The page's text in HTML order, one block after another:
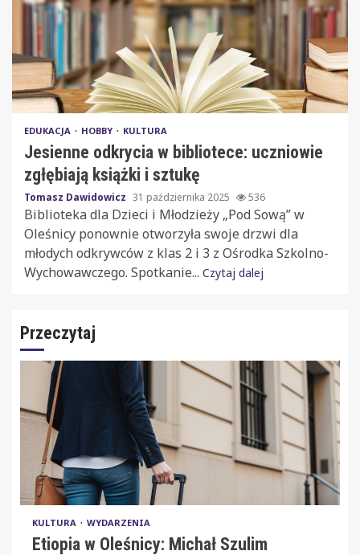
EDUKACJA HOBBY KULTURA
Jesienne odkrycia w bibliotece: uczniowie
zgłębiają książki i sztukę
Tomasz Dawidowicz 31 października 2025 536
Biblioteka dla Dzieci i Młodzieży „Pod Sową” w
Oleśnicy ponownie otworzyła swoje drzwi dla
młodych odkrywców z klas 2 i 3 z Ośrodka Szkolno-
Wychowawczego. Spotkanie... Czytaj dalej
Przeczytaj
KULTURA WYDARZENIA
Etiopia w Oleśnicy: Michał Szulim